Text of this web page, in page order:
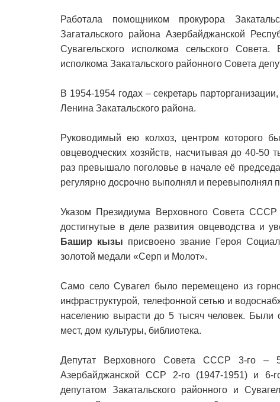
Работала помощником прокурора
Загатальского района Азербайджанской
Сувагельского исполкома сельского
исполкома Закатальского районного Совета
В 1954-1954 годах – секретарь
Ленина Закатальского района.
Руководимый ею колхоз, центром которого
овцеводческих хозяйств, насчитывая до 40-50
раз превышало поголовье в начале её
регулярно досрочно выполнял и перевыполнял
Указом Президиума Верховного Совета
достигнутые в деле развития овцеводства и
Башир кызы присвоено звание Героя
золотой медали «Серп и Молот».
Само село Сувагел было перемещено из
инфраструктурой, телефонной сетью и
населению вырасти до 5 тысяч человек.
мест, дом культуры, библиотека.
Депутат Верховного Совета СССР 3-го –
Азербайджанской ССР 2-го (1947-1951) и 6-
депутатом Закатальского районного и